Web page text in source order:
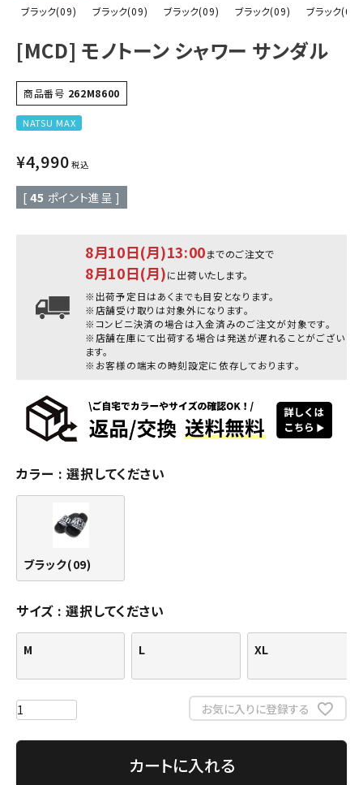
ブラック(09) ブラック(09) ブラック(09) ブラック(09) ブラック(09)
[MCD] モノトーン シャワー サンダル
商品番号 262M8600
NATSU MAX
¥4,990 税込
[ 45 ポイント進呈 ]
8月10日(月)13:00までのご注文で
8月10日(月)に出荷いたします。
※出荷予定日はあくまでも目安となります。
※店舗受け取りは対象外になります。
※コンビニ決済の場合は入金済みのご注文が対象です。
※店舗在庫にて出荷する場合は発送が遅れることがござい
ます。
※お客様の端末の時刻設定に依存しております。
カラー 選択してください
ブラック(09)
サイズ 選択してください
M L XL
お気に入りに登録する
カートに入れる